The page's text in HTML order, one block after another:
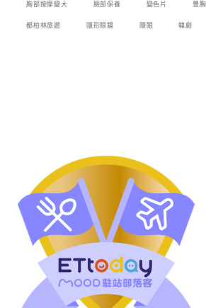
胸部按摩變大 臉部保養 變色片 豐胸
都柏林旅遊 隱形眼鏡 隱眼 韓劇